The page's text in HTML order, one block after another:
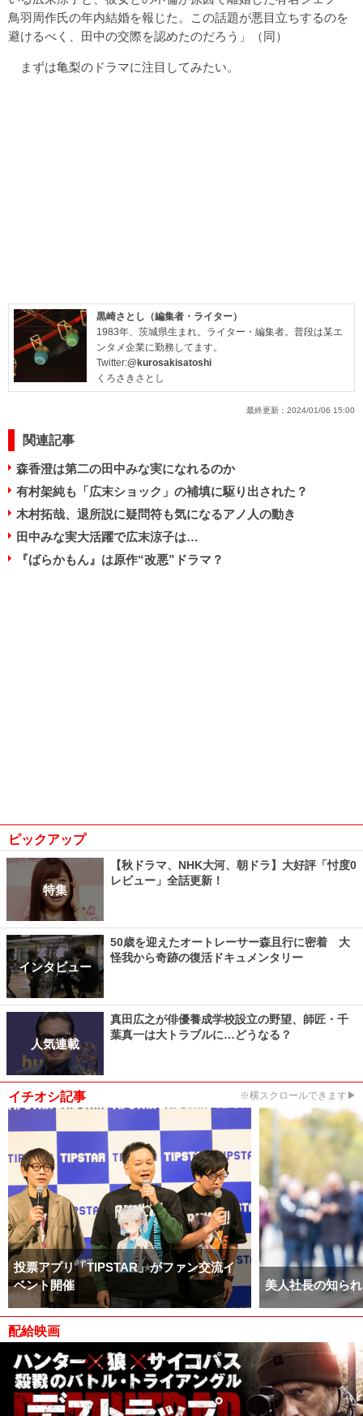
鳥羽周作氏の年内結婚を報じた。この話題が悪目立ちするのを
避けるべく、田中の交際を認めたのだろう」（同）
まずは亀梨のドラマに注目してみたい。
黒崎さとし（編集者・ライター）
1983年、茨城県生まれ。ライター・編集者。普段は某エ
ンタメ企業に勤務してます。
Twitter:@kurosakisatoshi
くろさきさとし
最終更新： 2024/01/06 15:00
関連記事
森香澄は第二の田中みな実になれるのか
有村架純も「広末ショック」の補填に駆り出された？
木村拓哉、退所説に疑問符も気になるアノ人の動き
田中みな実大活躍で広末涼子は…
『ばらかもん』は原作“改悪”ドラマ？
ピックアップ
特集
【秋ドラマ、NHK大河、朝ドラ】大好評「忖度0
レビュー」全話更新！
インタビュー
50歳を迎えたオートレーサー森且行に密着 大
怪我から奇跡の復活ドキュメンタリー
人気連載
真田広之が俳優養成学校設立の野望、師匠・千
葉真一は大トラブルに…どうなる？
イチオシ記事 ※横スクロールできます▶
投票アプリ「TIPSTAR」がファン交流イ
ベント開催
美人社長の知ら
配給映画